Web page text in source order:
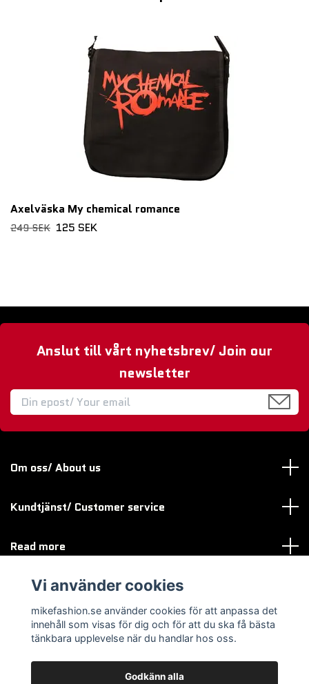
Axelväska My chemical romance
249 SEK 125 SEK
Anslut till vårt nyhetsbrev/ Join our
newsletter
Om oss/ About us
Kundtjänst/ Customer service
Read more
Sociala medier
Vi använder cookies
mikefashion.se använder cookies för att anpassa det
innehåll som visas för dig och för att du ska få bästa
tänkbara upplevelse när du handlar hos oss.
Godkänn alla